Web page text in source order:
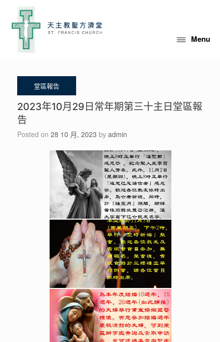
content
Menu
2023年10月29日常年期第三十主日堂區報
告
Posted on 28 10 月, 2023 by admin